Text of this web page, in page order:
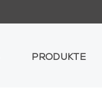
PRODUKTE